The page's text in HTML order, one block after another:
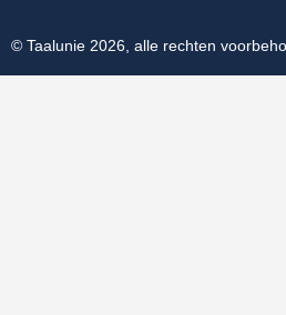
© Taalunie 2026, alle rechten